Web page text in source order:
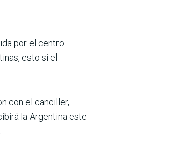
por el centro
esto si el
con el canciller,
la Argentina este